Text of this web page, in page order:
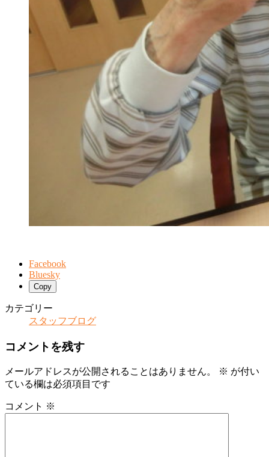
Facebook
Bluesky
Copy
カテゴリー
スタッフブログ
コメントを残す
メールアドレスが公開されることはありません。 ※ が付い
ている欄は必須項目です
コメント ※